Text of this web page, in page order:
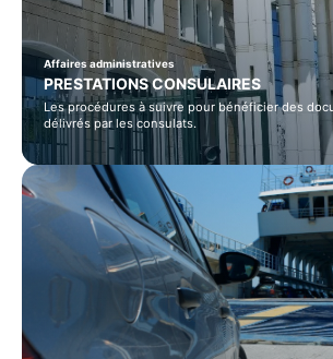
Affaires administratives
PRESTATIONS CONSULAIRES
Les procédures à suivre pour bénéficier des
délivrés par les consulats.